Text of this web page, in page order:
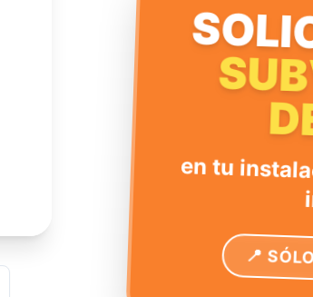
en tu
📍